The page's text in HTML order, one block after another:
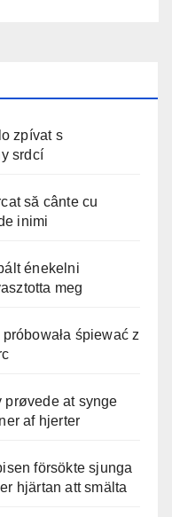
zpívat s
srdcí
să cânte cu
inimi
énekelni
meg
śpiewać z
prøvede at synge
af hjerter
försökte sjunga
hjärtan att smälta